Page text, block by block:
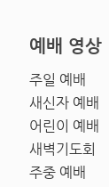
예배 영상
주일 예배
새신자 예배
어린이 예배
새벽기도회
주중 예배